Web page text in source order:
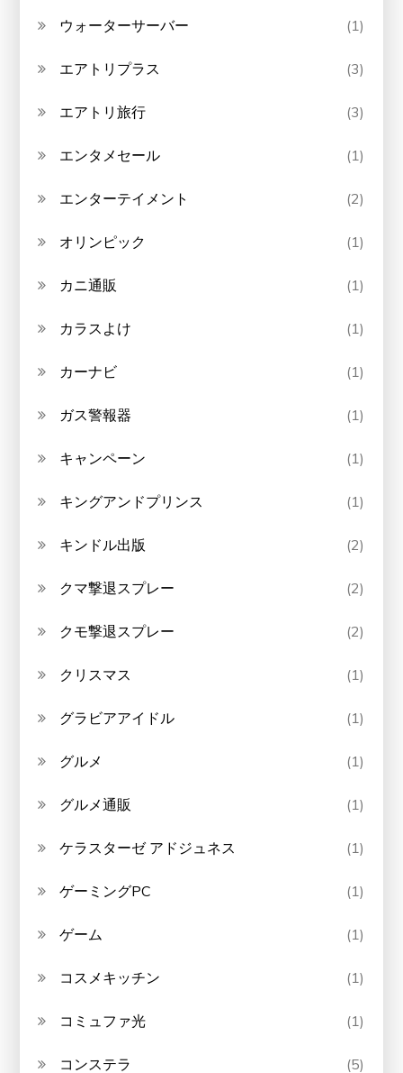
ウォーターサーバー (1)
エアトリプラス (3)
エアトリ旅行 (3)
エンタメセール (1)
エンターテイメント (2)
オリンピック (1)
カニ通販 (1)
カラスよけ (1)
カーナビ (1)
ガス警報器 (1)
キャンペーン (1)
キングアンドプリンス (1)
キンドル出版 (2)
クマ撃退スプレー (2)
クモ撃退スプレー (2)
クリスマス (1)
グラビアアイドル (1)
グルメ (1)
グルメ通販 (1)
ケラスターゼ アドジュネス (1)
ゲーミングPC (1)
ゲーム (1)
コスメキッチン (1)
コミュファ光 (1)
コンステラ (5)